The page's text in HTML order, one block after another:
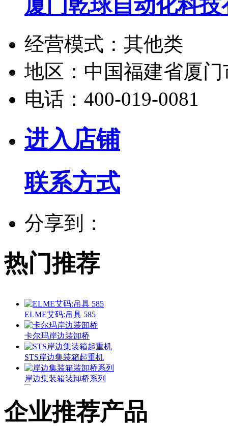
厦门乾球自动化科
经营模式： 其他类
地区： 中国福建省厦门
电话： 400-019-0081
进入店铺
联系方式
分享到：
热门推荐
ELME艾码:吊具 585
卡尔玛岸边装卸桥
STS岸边集装箱起重机
岸边集装箱装卸桥系列
正面吊 SRSC45H
龙工:LG260EC8集装箱堆高机 LG260EC8
企业推荐产品